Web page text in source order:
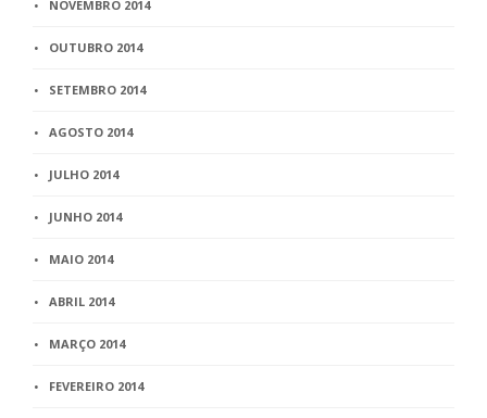
NOVEMBRO 2014
OUTUBRO 2014
SETEMBRO 2014
AGOSTO 2014
JULHO 2014
JUNHO 2014
MAIO 2014
ABRIL 2014
MARÇO 2014
FEVEREIRO 2014